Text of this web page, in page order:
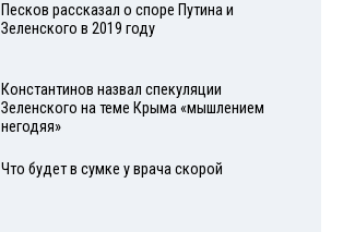
Песков рассказал о споре Путина и
Зеленского в 2019 году
Константинов назвал спекуляции
Зеленского на теме Крыма «мышлением
негодяя»
Что будет в сумке у врача скорой